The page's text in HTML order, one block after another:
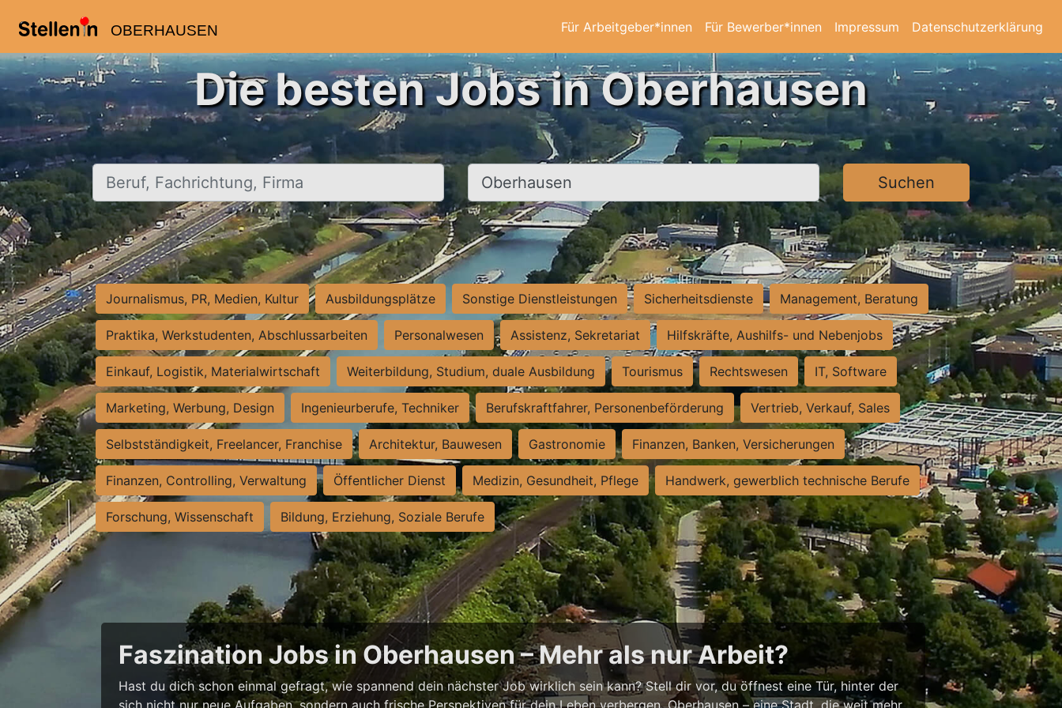
OBERHAUSEN Für Arbeitgeber*innen Für Bewerber*innen Impressum Datenschutzerklärung
Die besten Jobs in Oberhausen
Beruf, Fachrichtung, Firma Ort, Stadt Suchen
Journalismus, PR, Medien, Kultur Ausbildungsplätze Sonstige Dienstleistungen Sicherheitsdienste Management, Beratung
Praktika, Werkstudenten, Abschlussarbeiten Personalwesen Assistenz, Sekretariat Hilfskräfte, Aushilfs- und Nebenjobs
Einkauf, Logistik, Materialwirtschaft Weiterbildung, Studium, duale Ausbildung Tourismus Rechtswesen IT, Software
Marketing, Werbung, Design Ingenieurberufe, Techniker Berufskraftfahrer, Personenbeförderung Vertrieb, Verkauf, Sales
Selbstständigkeit, Freelancer, Franchise Architektur, Bauwesen Gastronomie Finanzen, Banken, Versicherungen
Finanzen, Controlling, Verwaltung Öffentlicher Dienst Medizin, Gesundheit, Pflege Handwerk, gewerblich technische Berufe
Forschung, Wissenschaft Bildung, Erziehung, Soziale Berufe
Faszination Jobs in Oberhausen – Mehr als nur Arbeit?
Hast du dich schon einmal gefragt, wie spannend dein nächster Job wirklich sein kann? Stell dir vor, du öffnest eine Tür, hinter der